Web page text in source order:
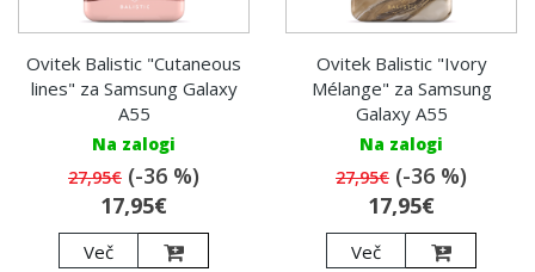
Ovitek Balistic "Cutaneous
lines" za Samsung Galaxy
A55
Na zalogi
27,95€ (-36 %)
17,95€
Več
Ovitek Balistic "Ivory
Mélange" za Samsung
Galaxy A55
Na zalogi
27,95€ (-36 %)
17,95€
Več